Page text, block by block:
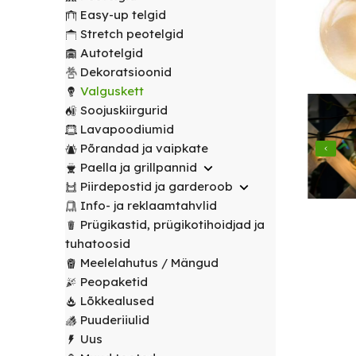
peotelgid
Peomööbel
Laudlinad
toolikatted
Ümmargused
Kandilised
Toolikatted
Valgustus
Valguskett POPULAARNE
Lauanõud
Lavapoodiumid
Mängud ja
meelelahutus
Muud
renditooted
Peopaketid
Prügikastid
peotelgid
Peomööbel
transpordikärud
Laudlinad
toolikatted
Ümmargused
laudlinad
Kandilised
Prügikastid
Riidestanged
Meelelahutus
Puuderiiulid Easy-up telgid
Stretch peotelgid
Autotelgid
Dekoratsioonid
Valguskett
Soojuskiirgurid
Lavapoodiumid
Põrandad ja vaipkate
Paella ja grillpannid
Piirdepostid ja garderoob
Info- ja reklaamtahvlid
Prügikastid, prügikotihoidjad ja
tuhatoosid
Meelelahutus / Mängud
Peopaketid
Lõkkealused
Puuderiiulid
Uus